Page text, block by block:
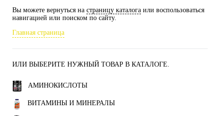
Вы можете вернуться на страницу каталога или воспользоваться
навигацией или поиском по сайту.
Главная страница
ИЛИ ВЫБЕРИТЕ НУЖНЫЙ ТОВАР В КАТАЛОГЕ.
АМИНОКИСЛОТЫ
ВИТАМИНЫ И МИНЕРАЛЫ